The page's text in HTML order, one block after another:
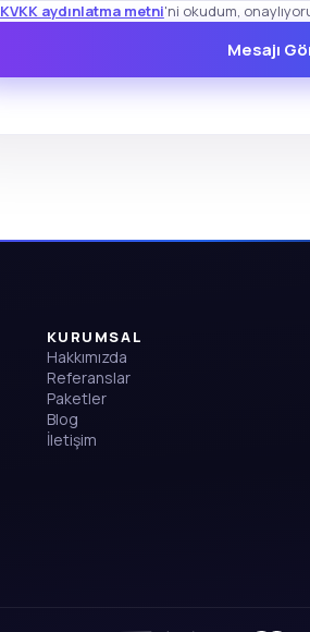
KVKK aydınlatma metni'ni okudum,
Mesajı
KURUMSAL
Hakkımızda
Referanslar
Paketler
Blog
İletişim